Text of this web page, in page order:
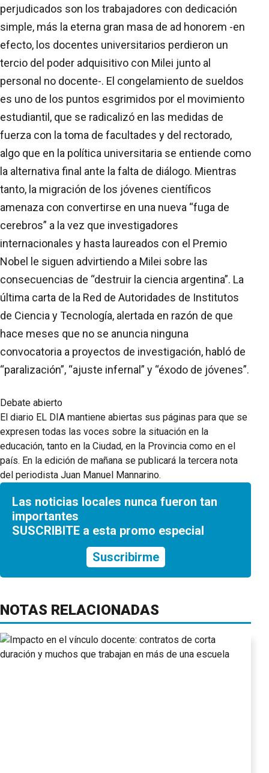
perjudicados son los trabajadores con dedicación
simple, más la eterna gran masa de ad honorem -en
efecto, los docentes universitarios perdieron un
tercio del poder adquisitivo con Milei junto al
personal no docente-. El congelamiento de sueldos
es uno de los puntos esgrimidos por el movimiento
estudiantil, que se radicalizó en las medidas de
fuerza con la toma de facultades y del rectorado,
algo que en la política universitaria se entiende como
la alternativa final ante la falta de diálogo. Mientras
tanto, la migración de los jóvenes científicos
amenaza con convertirse en una nueva “fuga de
cerebros” a la vez que investigadores
internacionales y hasta laureados con el Premio
Nobel le siguen advirtiendo a Milei sobre las
consecuencias de “destruir la ciencia argentina”. La
última carta de la Red de Autoridades de Institutos
de Ciencia y Tecnología, alertada en razón de que
hace meses que no se anuncia ninguna
convocatoria a proyectos de investigación, habló de
“paralización”, “ajuste infernal” y “éxodo de jóvenes”.
Debate abierto
El diario EL DIA mantiene abiertas sus páginas para que se
expresen todas las voces sobre la situación en la
educación, tanto en la Ciudad, en la Provincia como en el
país. En la edición de mañana se publicará la tercera nota
del periodista Juan Manuel Mannarino.
Las noticias locales nunca fueron tan
importantes
SUSCRIBITE a esta promo especial
Suscribirme
NOTAS RELACIONADAS